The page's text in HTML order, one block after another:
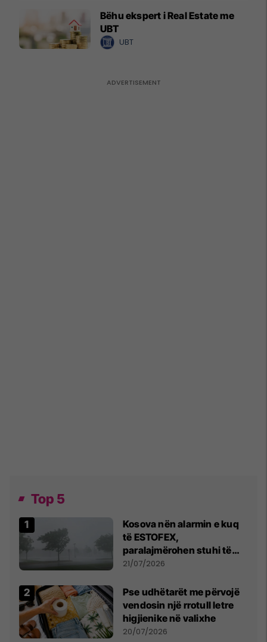
Bëhu ekspert i Real Estate me
UBT
UBT
Top 5
Kosova nën alarmin e kuq
të ESTOFEX,
paralajmërohen stuhi të
fuqishme me breshër dhe
21/07/2026
Pse udhëtarët me përvojë
vendosin një rrotull letre
higjienike në valixhe
20/07/2026